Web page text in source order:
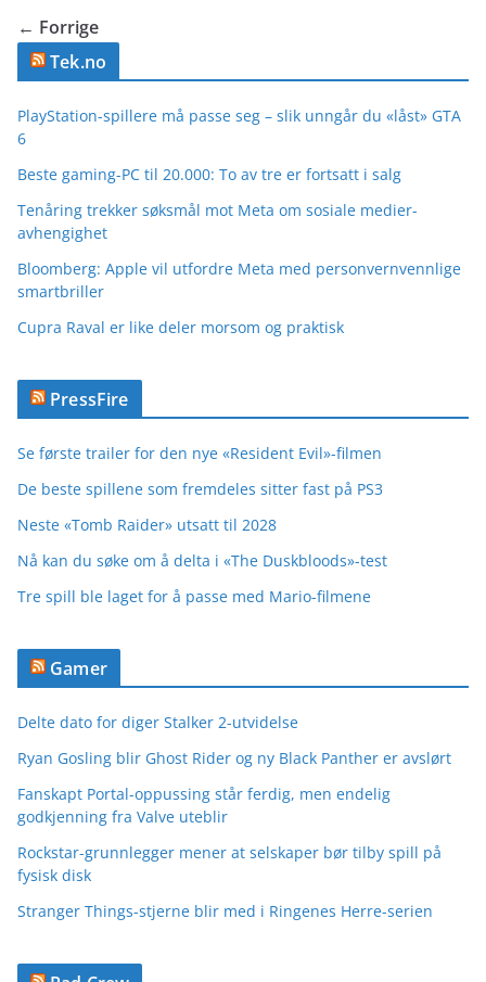
← Forrige
Tek.no
PlayStation-spillere må passe seg – slik unngår du «låst» GTA
6
Beste gaming-PC til 20.000: To av tre er fortsatt i salg
Tenåring trekker søksmål mot Meta om sosiale medier-
avhengighet
Bloomberg: Apple vil utfordre Meta med personvernvennlige
smartbriller
Cupra Raval er like deler morsom og praktisk
PressFire
Se første trailer for den nye «Resident Evil»-filmen
De beste spillene som fremdeles sitter fast på PS3
Neste «Tomb Raider» utsatt til 2028
Nå kan du søke om å delta i «The Duskbloods»-test
Tre spill ble laget for å passe med Mario-filmene
Gamer
Delte dato for diger Stalker 2-utvidelse
Ryan Gosling blir Ghost Rider og ny Black Panther er avslørt
Fanskapt Portal-oppussing står ferdig, men endelig
godkjenning fra Valve uteblir
Rockstar-grunnlegger mener at selskaper bør tilby spill på
fysisk disk
Stranger Things-stjerne blir med i Ringenes Herre-serien